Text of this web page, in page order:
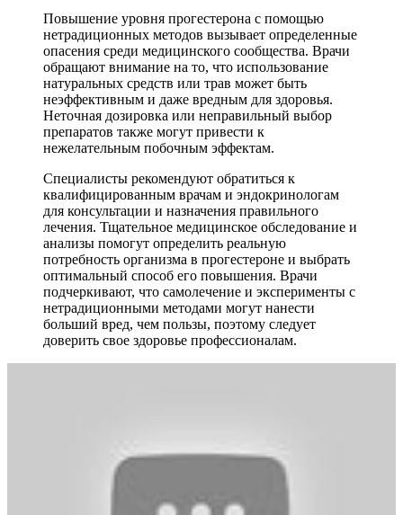
Повышение уровня прогестерона с помощью
нетрадиционных методов вызывает определенные
опасения среди медицинского сообщества. Врачи
обращают внимание на то, что использование
натуральных средств или трав может быть
неэффективным и даже вредным для здоровья.
Неточная дозировка или неправильный выбор
препаратов также могут привести к
нежелательным побочным эффектам.
Специалисты рекомендуют обратиться к
квалифицированным врачам и эндокринологам
для консультации и назначения правильного
лечения. Тщательное медицинское обследование и
анализы помогут определить реальную
потребность организма в прогестероне и выбрать
оптимальный способ его повышения. Врачи
подчеркивают, что самолечение и эксперименты с
нетрадиционными методами могут нанести
больший вред, чем пользы, поэтому следует
доверить свое здоровье профессионалам.